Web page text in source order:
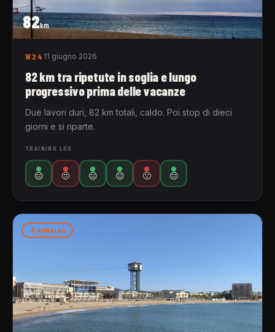
82km
W24 11 giugno 2026
82 km tra ripetute in soglia e lungo
progressivo prima delle vacanze
Due lavori duri, 82 km totali, caldo. Poi stop di dieci
giorni e si riparte.
TRAINING LOG
😐 🫤 😐 😐 🙁 😐
RUNNING